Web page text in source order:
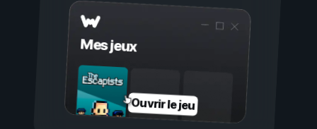
Mes jeux
Ouvrir le jeu